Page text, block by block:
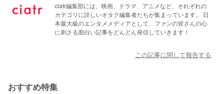
ciatr編集部には、映画、ドラマ、アニメなど、それぞれの
カテゴリに詳しいオタク編集者たちが集まっています。 日
本最大級のエンタメメディアとして、ファンの皆さんの心
に刺さる面白い記事をどんどん発信していきます！
この記事に関して報告する
おすすめ特集